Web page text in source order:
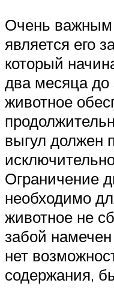
Очень важным
является его
который
два месяца до
животное
выгул должен
Ограничение
необходимо
животное не
забой
нет
содержания,